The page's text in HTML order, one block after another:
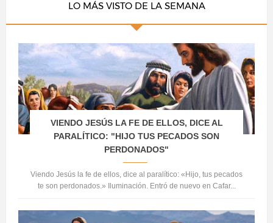
LO MÁS VISTO DE LA SEMANA
VIENDO JESÚS LA FE DE ELLOS, DICE AL
PARALÍTICO: "HIJO TUS PECADOS SON
PERDONADOS"
Viendo Jesús la fe de ellos, dice al paralítico: «Hijo, tus pecados
te son perdonados.» Iluminación. Entró de nuevo en Cafar...